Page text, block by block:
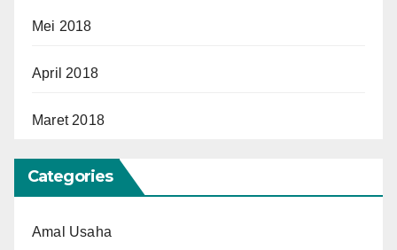
Mei 2018
April 2018
Maret 2018
Categories
Amal Usaha